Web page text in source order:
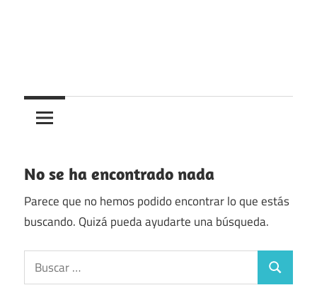
Centros
medicos
médicos,
centros
y
de
urgencias
España
No se ha encontrado nada
Parece que no hemos podido encontrar lo que estás
buscando. Quizá pueda ayudarte una búsqueda.
Buscar:
Buscar